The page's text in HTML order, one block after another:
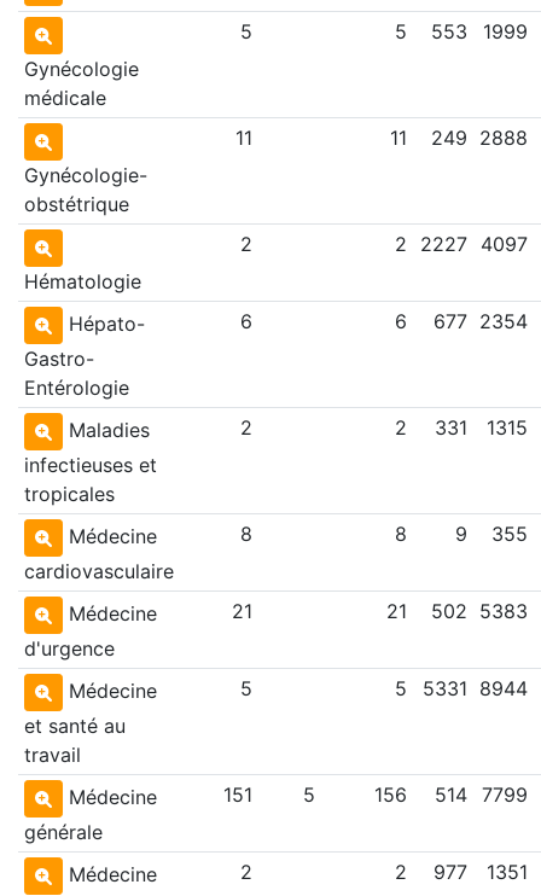
Gynécologie
médicale
5 5 553 1999
Gynécologie-
obstétrique
11 11 249 2888
Hématologie
2 2 2227 4097
Hépato-
Gastro-
Entérologie
6 6 677 2354
Maladies
infectieuses et
tropicales
2 2 331 1315
Médecine
cardiovasculaire
8 8 9 355
Médecine
d'urgence
21 21 502 5383
Médecine
et santé au
travail
5 5 5331 8944
Médecine
générale
151 5 156 514 7799
Médecine
2 2 977 1351